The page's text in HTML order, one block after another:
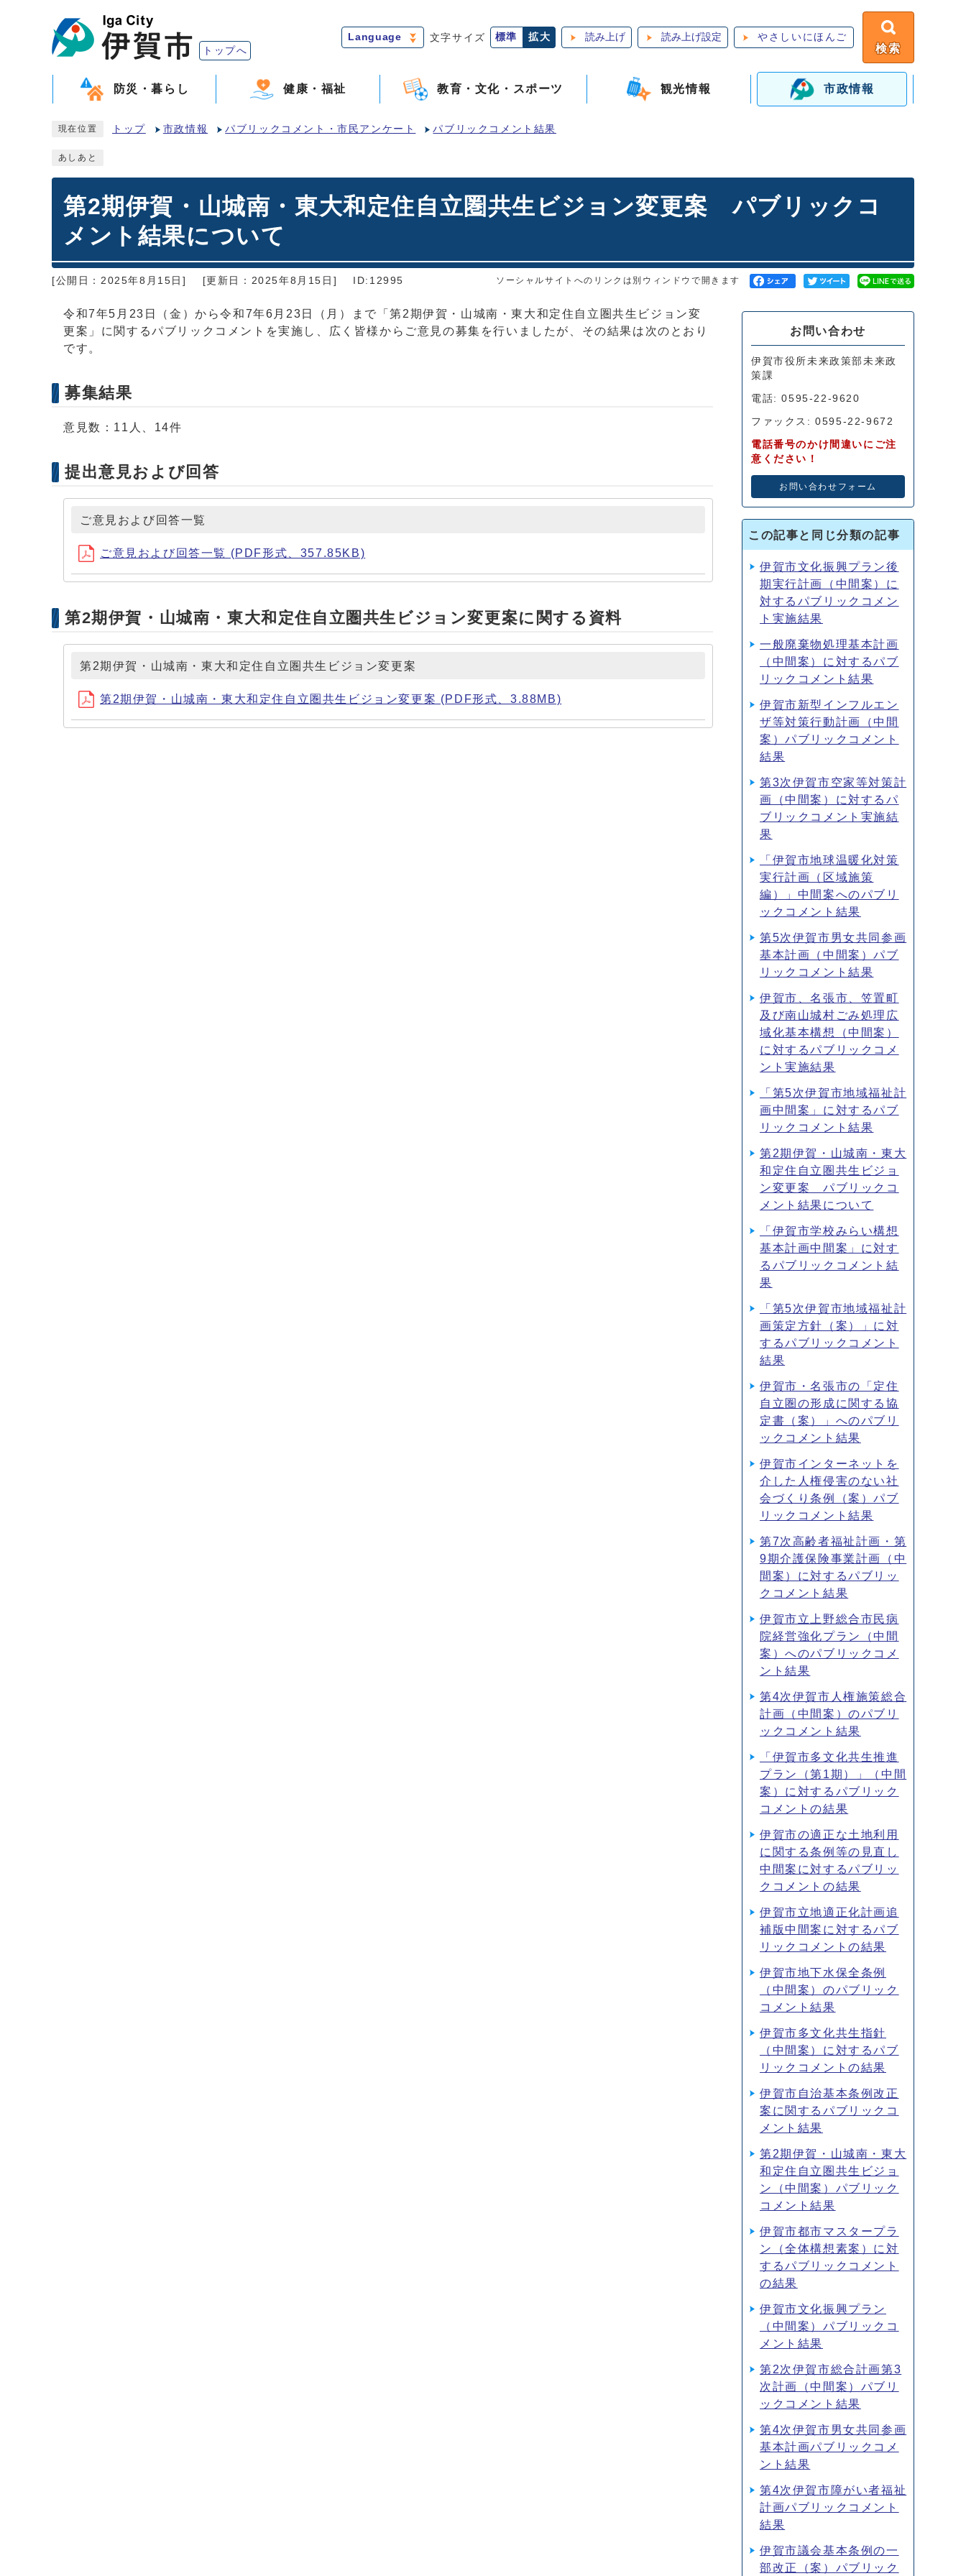
トップへ
Language 文字サイズ 標準 拡大 読み上げ 読み上げ設定 やさしいにほんご
検索
防災・暮らし 健康・福祉 教育・文化・スポーツ 観光情報 市政情報
現在位置 トップ 市政情報 パブリックコメント・市民アンケート パブリックコメント結果
あしあと
第2期伊賀・山城南・東大和定住自立圏共生ビジョン変更案 パブリックコ
メント結果について
[公開日：2025年8月15日] [更新日：2025年8月15日] ID:12995 ソーシャルサイトへのリンクは別ウィンドウで開きます
令和7年5月23日（金）から令和7年6月23日（月）まで「第2期伊賀・山城南・東大和定住自立圏共生ビジョン変
更案」に関するパブリックコメントを実施し、広く皆様からご意見の募集を行いましたが、その結果は次のとおり
です。
募集結果
意見数：11人、14件
提出意見および回答
ご意見および回答一覧
ご意見および回答一覧 (PDF形式、357.85KB)
第2期伊賀・山城南・東大和定住自立圏共生ビジョン変更案に関する資料
第2期伊賀・山城南・東大和定住自立圏共生ビジョン変更案
第2期伊賀・山城南・東大和定住自立圏共生ビジョン変更案 (PDF形式、3.88MB)
お問い合わせ
伊賀市役所未来政策部未来政
策課
電話: 0595-22-9620
ファックス: 0595-22-9672
電話番号のかけ間違いにご注
意ください！
お問い合わせフォーム
この記事と同じ分類の記事
伊賀市文化振興プラン後
期実行計画（中間案）に
対するパブリックコメン
ト実施結果
一般廃棄物処理基本計画
（中間案）に対するパブ
リックコメント結果
伊賀市新型インフルエン
ザ等対策行動計画（中間
案）パブリックコメント
結果
第3次伊賀市空家等対策計
画（中間案）に対するパ
ブリックコメント実施結
果
「伊賀市地球温暖化対策
実行計画（区域施策
編）」中間案へのパブリ
ックコメント結果
第5次伊賀市男女共同参画
基本計画（中間案）パブ
リックコメント結果
伊賀市、名張市、笠置町
及び南山城村ごみ処理広
域化基本構想（中間案）
に対するパブリックコメ
ント実施結果
「第5次伊賀市地域福祉計
画中間案」に対するパブ
リックコメント結果
第2期伊賀・山城南・東大
和定住自立圏共生ビジョ
ン変更案 パブリックコ
メント結果について
「伊賀市学校みらい構想
基本計画中間案」に対す
るパブリックコメント結
果
「第5次伊賀市地域福祉計
画策定方針（案）」に対
するパブリックコメント
結果
伊賀市・名張市の「定住
自立圏の形成に関する協
定書（案）」へのパブリ
ックコメント結果
伊賀市インターネットを
介した人権侵害のない社
会づくり条例（案）パブ
リックコメント結果
第7次高齢者福祉計画・第
9期介護保険事業計画（中
間案）に対するパブリッ
クコメント結果
伊賀市立上野総合市民病
院経営強化プラン（中間
案）へのパブリックコメ
ント結果
第4次伊賀市人権施策総合
計画（中間案）のパブリ
ックコメント結果
「伊賀市多文化共生推進
プラン（第1期）」（中間
案）に対するパブリック
コメントの結果
伊賀市の適正な土地利用
に関する条例等の見直し
中間案に対するパブリッ
クコメントの結果
伊賀市立地適正化計画追
補版中間案に対するパブ
リックコメントの結果
伊賀市地下水保全条例
（中間案）のパブリック
コメント結果
伊賀市多文化共生指針
（中間案）に対するパブ
リックコメントの結果
伊賀市自治基本条例改正
案に関するパブリックコ
メント結果
第2期伊賀・山城南・東大
和定住自立圏共生ビジョ
ン（中間案）パブリック
コメント結果
伊賀市都市マスタープラ
ン（全体構想素案）に対
するパブリックコメント
の結果
伊賀市文化振興プラン
（中間案）パブリックコ
メント結果
第2次伊賀市総合計画第3
次計画（中間案）パブリ
ックコメント結果
第4次伊賀市男女共同参画
基本計画パブリックコメ
ント結果
第4次伊賀市障がい者福祉
計画パブリックコメント
結果
伊賀市議会基本条例の一
部改正（案）パブリック